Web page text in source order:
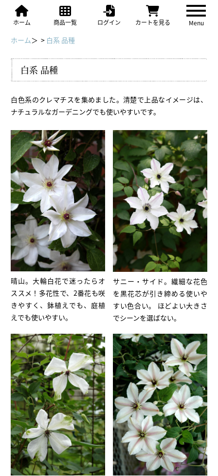
ホーム 商品一覧 ログイン カートを見る Menu
ホーム＞ > 白系 品種
白系 品種
白色系のクレマチスを集めました。清楚で上品なイメージは、
ナチュラルなガーデニングでも使いやすいです。
晴山。大輪白花で迷ったらオ
ススメ！多花性で、2番花も咲
きやすく、鉢植えでも、庭植
えでも使いやすい。
サニー・サイド。繊細な花色
を黒花芯が引き締める使いや
すい色合い。 ほどよい大きさ
でシーンを選ばない。